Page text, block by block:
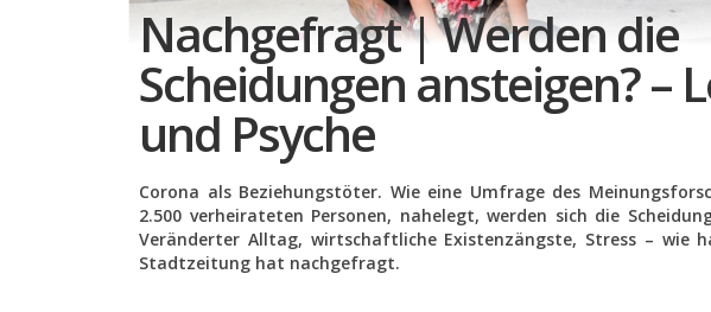
Nachgefragt | Werden die
Scheidungen ansteigen? –
und Psyche
Corona als Beziehungstöter. Wie eine Umfrage des
2.500 verheirateten Personen, nahelegt, werden sich die
Veränderter Alltag, wirtschaftliche Existenzängste, Stress – wie
Stadtzeitung hat nachgefragt.